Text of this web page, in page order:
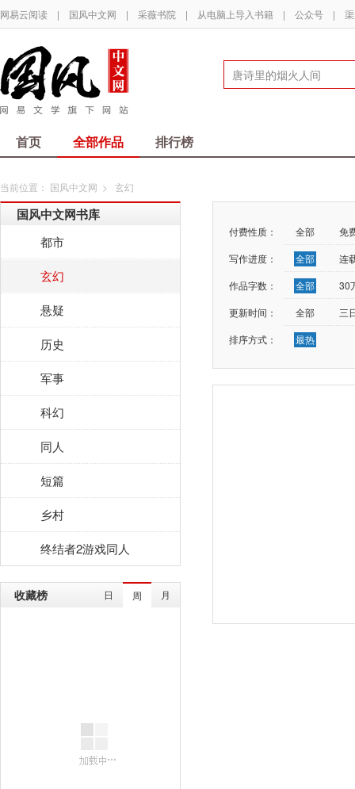
网易云阅读 | 国风中文网 | 采薇书院 | 从电脑上导入书籍 | 公众号 |
首页 全部作品 排行榜
当前位置： 国风中文网 > 玄幻
国风中文网书库
都市
玄幻
悬疑
历史
军事
科幻
同人
短篇
乡村
终结者2游戏同人
收藏榜 日 周 月
付费性质： 全部
免
写作进度：
全部
连
作品字数：
全部
30
更新时间：
全部
三
排序方式：
最热